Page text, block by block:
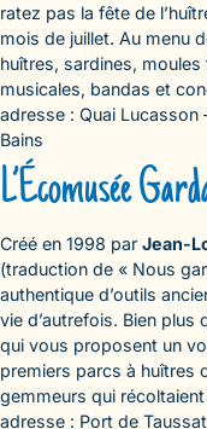
ratez pas la fête de
mois de juillet. Au menu
huîtres, sardines,
musicales, bandas et
adresse : Quai Lucasson
Bains
L’Écomusée
Créé en 1998 par Jean-
(traduction de « Nous
authentique d’outils
vie d’autrefois. Bien plus
qui vous proposent un
premiers parcs à huîtres
gemmeurs qui
adresse : Port de